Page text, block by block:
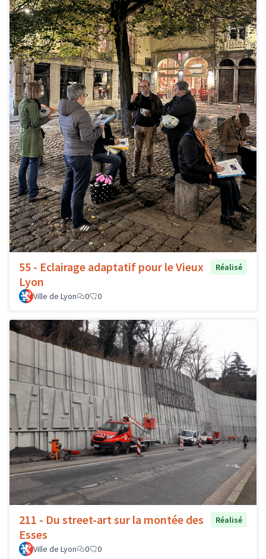
55 - Eclairage adaptatif pour le Vieux
Lyon
Réalisé
Ville de Lyon 0 0
211 - Du street-art sur la montée des
Esses
Réalisé
Ville de Lyon 0 0